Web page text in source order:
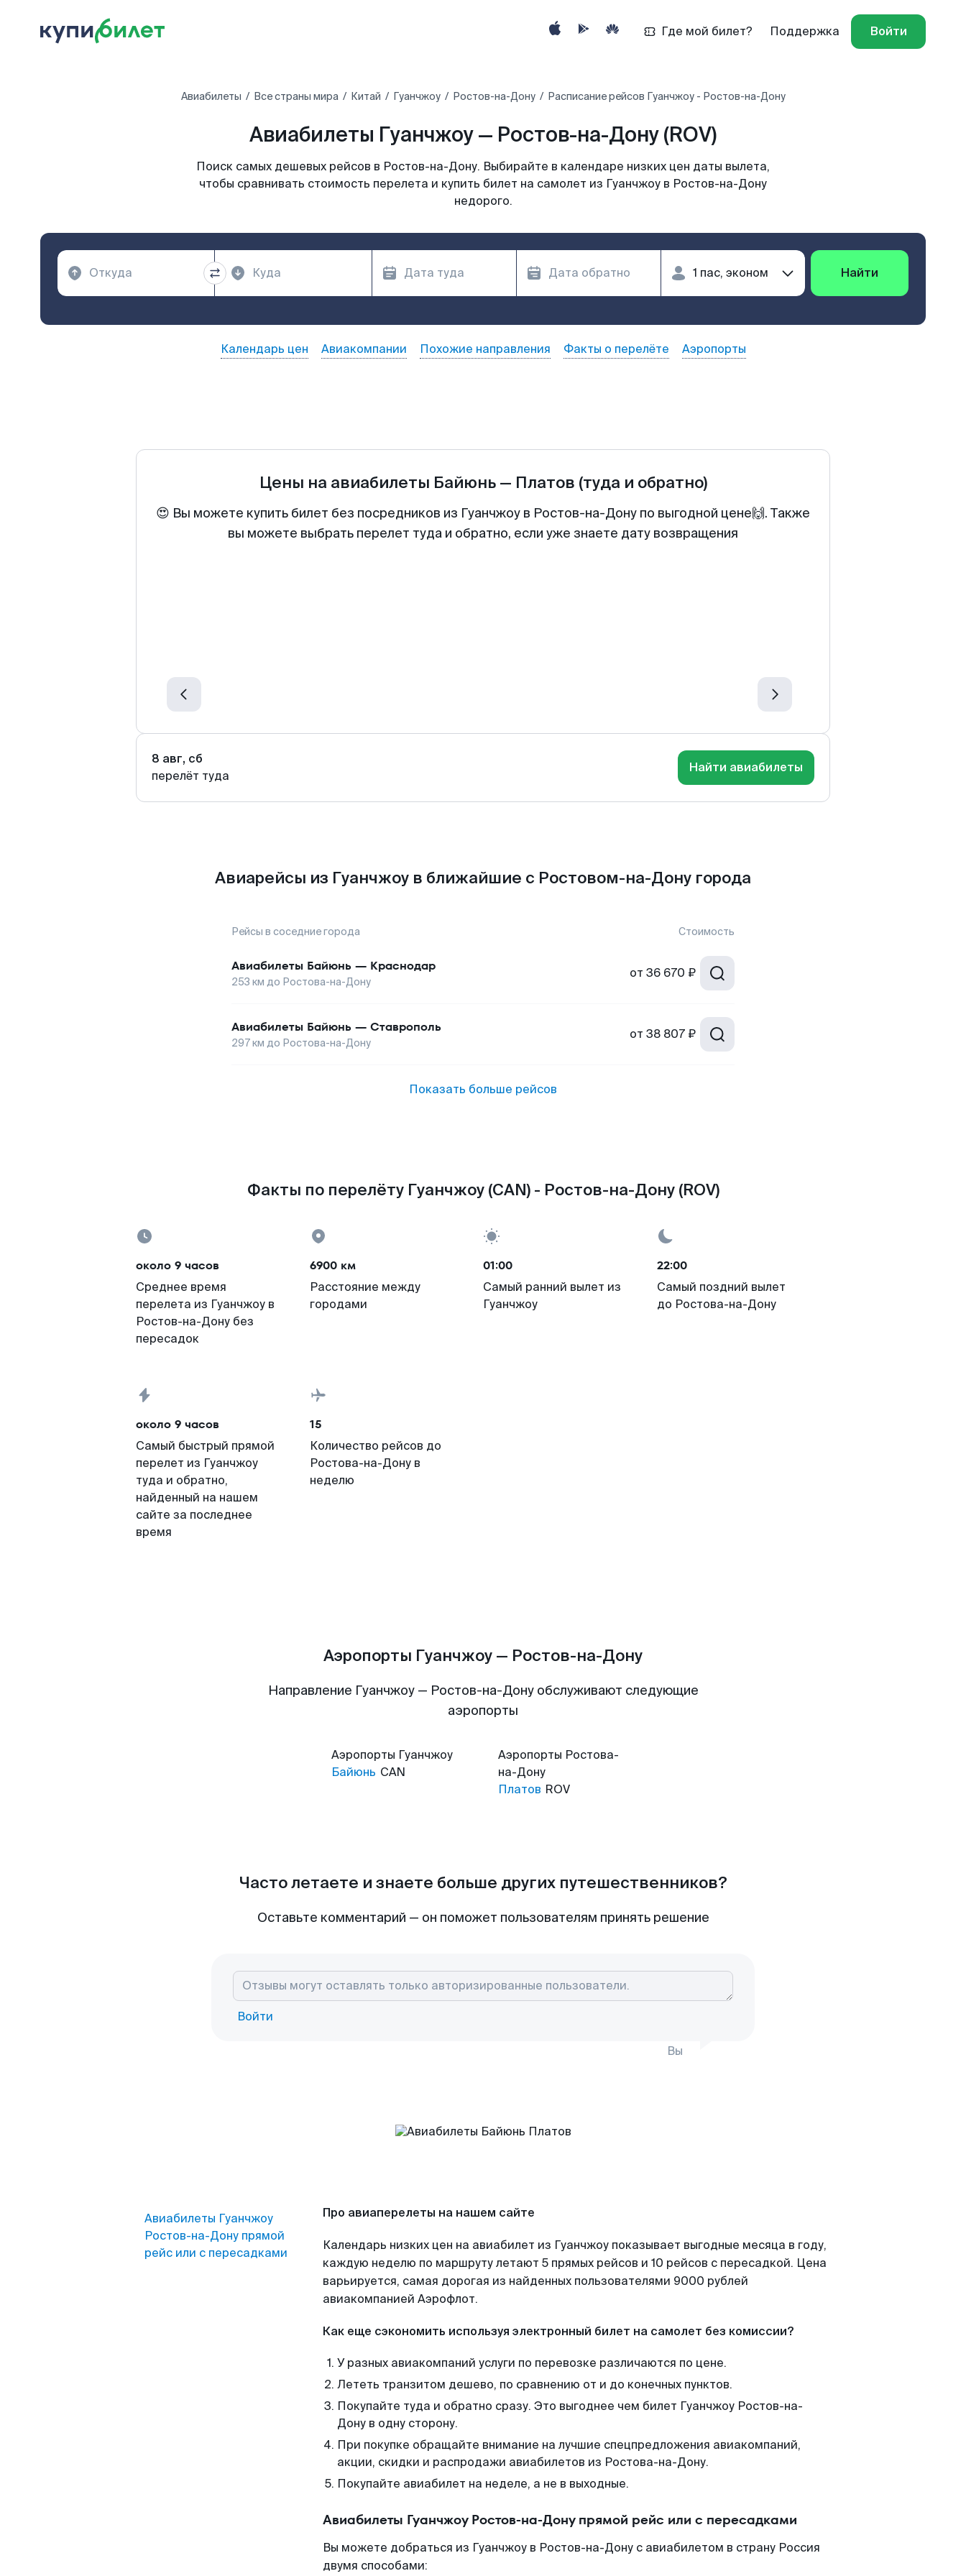
Где мой билет? Поддержка Войти
Авиабилеты Все страны мира Китай Гуанчжоу Ростов-на-Дону Расписание рейсов Гуанчжоу - Ростов-на-Дону
Авиабилеты Гуанчжоу — Ростов-на-Дону (ROV)
Поиск самых дешевых рейсов в Ростов-на-Дону. Выбирайте в календаре низких цен даты вылета,
чтобы сравнивать стоимость перелета и купить билет на самолет из Гуанчжоу в Ростов-на-Дону
недорого.
Найти
Календарь цен Авиакомпании Похожие направления Факты о перелёте Аэропорты
Цены на авиабилеты Байюнь— Платов (туда и обратно)
😍 Вы можете купить билет без посредников из Гуанчжоу в Ростов-на-Дону по выгодной цене🙌. Также
вы можете выбрать перелет туда и обратно, если уже знаете дату возвращения
8 авг, сб
перелёт туда
Найти авиабилеты
Авиарейсы из Гуанчжоу в ближайшие с Ростовом-на-Дону города
Рейсы в соседние города Стоимость
Авиабилеты Байюнь — Краснодар
253 км до Ростова-на-Дону
от 36 670 ₽
Авиабилеты Байюнь — Ставрополь
297км до Ростова-на-Дону
от 38 807 ₽
Показать больше рейсов
Факты по перелёту Гуанчжоу (CAN) - Ростов-на-Дону (ROV)
около 9 часов
Среднее время
перелета из Гуанчжоу в
Ростов-на-Дону без
пересадок
6900 км
Расстояние между
городами
01:00
Самый ранний вылет из
Гуанчжоу
22:00
Самый поздний вылет
до Ростова-на-Дону
около 9 часов
Самый быстрый прямой
перелет из Гуанчжоу
туда и обратно,
найденный на нашем
сайте за последнее
время
15
Количество рейсов до
Ростова-на-Дону в
неделю
Аэропорты Гуанчжоу — Ростов-на-Дону
Направление Гуанчжоу — Ростов-на-Дону обслуживают следующие
аэропорты
Аэропорты Гуанчжоу
Байюнь CAN
Аэропорты Ростова-
на-Дону
Платов ROV
Часто летаете и знаете больше других путешественников?
Оставьте комментарий — он поможет пользователям принять решение
Войти
Вы
Авиабилеты Гуанчжоу
Ростов-на-Дону прямой
рейс или с пересадками
Про авиаперелеты на нашем сайте
Календарь низких цен на авиабилет из Гуанчжоу показывает выгодные месяца в году,
каждую неделю по маршруту летают 5 прямых рейсов и 10 рейсов с пересадкой. Цена
варьируется, самая дорогая из найденных пользователями 9000 рублей
авиакомпанией Аэрофлот.
Как еще сэкономить используя электронный билет на самолет без комиссии?
У разных авиакомпаний услуги по перевозке различаются по цене.
Лететь транзитом дешево, по сравнению от и до конечных пунктов.
Покупайте туда и обратно сразу. Это выгоднее чем билет Гуанчжоу Ростов-на-
Дону в одну сторону.
При покупке обращайте внимание на лучшие спецпредложения авиакомпаний,
акции, скидки и распродажи авиабилетов из Ростова-на-Дону.
Покупайте авиабилет на неделе, а не в выходные.
Авиабилеты Гуанчжоу Ростов-на-Дону прямой рейс или с пересадками
Вы можете добраться из Гуанчжоу в Ростов-на-Дону с авиабилетом в страну Россия
двумя способами: